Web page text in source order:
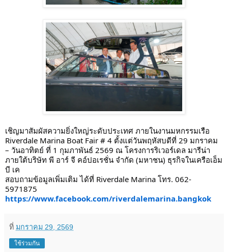
เชิญมาสัมผัสความยิ่งใหญ่ระดับประเทศ ภายในงานมหกรรมเรือ
Riverdale Marina Boat Fair # 4 ตั้งแต่วันพฤหัสบดีที่ 29 มกราคม
– วันอาทิตย์ ที่ 1 กุมภาพันธ์ 2569 ณ โครงการริเวอร์เดล มารีน่า
ภายใต้บริษัท พี อาร์ จี คอ์ปอเรชั่น จำกัด (มหาชน) ธุรกิจในเครือเอ็ม
บี เค
สอบถามข้อมูลเพิ่มเติม ได้ที่ Riverdale Marina โทร. 062-
5971875
https://www.facebook.com/riverdalemarina.bangkok
ที่ มกราคม 29, 2569
ใช้ร่วมกัน